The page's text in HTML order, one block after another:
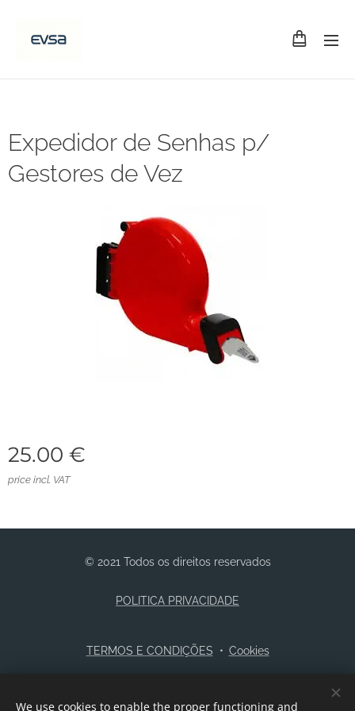
Expedidor de Senhas p/
Gestores de Vez
25.00 €
price incl. VAT
© 2021 Todos os direitos reservados
POLITICA PRIVACIDADE
TERMOS E CONDIÇÕES Cookies
We use cookies to enable the proper functioning and